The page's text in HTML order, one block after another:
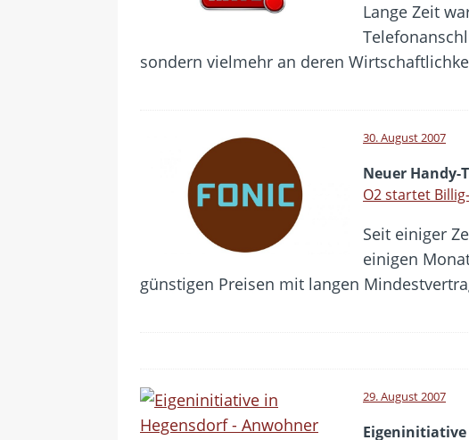
Lange Zeit
sondern vielmehr an deren
30. August 2007
Neuer
O2 startet
Seit einiger
einigen
günstigen Preisen mit langen
29. August 2007